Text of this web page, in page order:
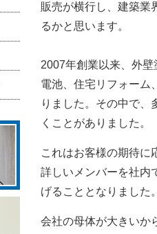
販売が横行し、建築業
るかと思います。
2007年創業以来、外
電池、住宅リフォーム
りました。 その中で、
くことがありました。
これはお客様の期待に
詳しいメンバーを社内
げることとなりました。
会社の母体が大きいか